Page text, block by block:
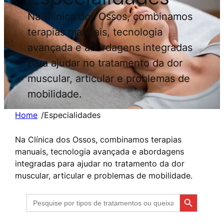
Na Clínica dos Ossos, combinamos
terapias manuais, tecnologia
avançada e abordagens integradas
para ajudar no tratamento da dor
muscular, articular e problemas de
mobilidade.
Home /Especialidades
Na Clínica dos Ossos, combinamos terapias
manuais, tecnologia avançada e abordagens
integradas para ajudar no tratamento da dor
muscular, articular e problemas de mobilidade.
Search
for:
Search Button